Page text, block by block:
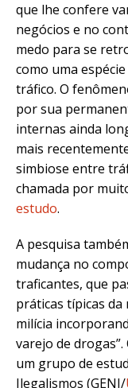
que lhe confere
negócios e no
medo para se
como uma
tráfico. O
por sua
internas ainda
mais
simbiose entre
chamada por
estudo.
A pesquisa
mudança no
traficantes, que
práticas típicas da
milícia
varejo de
um grupo de
Ilegalismos (GENI/